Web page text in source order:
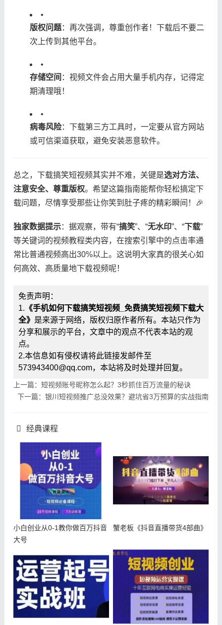
•
​版权问题​​：再次强调，尊重创作者！下载后不要二
次上传到其他平台。
•
​存储空间​ ​：视频文件会占用大量手机内存，记得定
期清理哦！
•
​病毒风险​​：下载第三方工具时，一定要从官方网站
或可信渠道获取，避免安装恶意软件。
总之，下载搞笑短视频其实并不难，关键是​​选对方法、
注意安全、尊重版权​​。希望这篇指南能帮你轻松搞定下
载问题，尽情享受那些让你笑到肚子疼的精彩瞬间！🎉
​独家数据提示​​：据观察，带有“​​搞笑​​”、“​​无水印​​”、“​​下载​​”
等关键词的视频教程类内容，在搜索引擎中的点击率通
常比普通视频高出30%以上。这说明大家真的很关心如
何高效、高质量地下载视频呢！
免责声明：
1. 《手机如何下载搞笑短视频_免费搞笑短视频下载大
全》 是来源于网络，版权归原作者所有。本站只作为
分享和展示的平台，文章中的观点不代表本站的观
点。
2.本信息如有侵权请将此链接发邮件至
573943400@qq.com，本站将及时处理并回复。
上一篇：短视频账号昵称怎么起？3秒抓住百万流量的秘诀
下一篇：银川短视频推广总没效果？避坑省3万预算的实战指南
经典课程
小白创业从0-1教你做百万抖音
大号
蟹老板《抖音直播带货4部曲》